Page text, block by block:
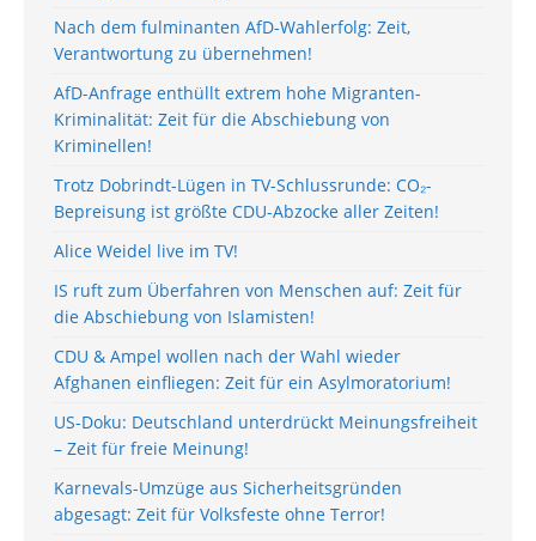
Nach dem fulminanten AfD-Wahlerfolg: Zeit,
Verantwortung zu übernehmen!
AfD-Anfrage enthüllt extrem hohe Migranten-
Kriminalität: Zeit für die Abschiebung von
Kriminellen!
Trotz Dobrindt-Lügen in TV-Schlussrunde: CO₂-
Bepreisung ist größte CDU-Abzocke aller Zeiten!
Alice Weidel live im TV!
IS ruft zum Überfahren von Menschen auf: Zeit für
die Abschiebung von Islamisten!
CDU & Ampel wollen nach der Wahl wieder
Afghanen einfliegen: Zeit für ein Asylmoratorium!
US-Doku: Deutschland unterdrückt Meinungsfreiheit
– Zeit für freie Meinung!
Karnevals-Umzüge aus Sicherheitsgründen
abgesagt: Zeit für Volksfeste ohne Terror!